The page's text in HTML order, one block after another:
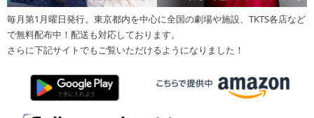
毎月第1月曜日発行。東京都内を中心に全国の劇場や施設、TKTS各店など
で無料配布中！配送も対応しております。
さらに下記サイトでもご覧いただけるようになりました！